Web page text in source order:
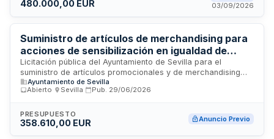
reservas para Centros Especiales de Empleo y empresas de
480.000,00 EUR
03/09/2026
Suministro de artículos de merchandising para
acciones de sensibilización en igualdad de
género y diversidad sexual - Ayuntamiento de
Sevilla
Licitación pública del Ayuntamiento de Sevilla para el
suministro de artículos promocionales y de merchandising
destinados a la distribución ciudadana como parte de
campañas de sensibilización sobre igualdad de género,
género. Los artículos formarán parte de acciones
comunicativas e informativas municipales dirigidas a toda la
Ayuntamiento de Sevilla
Abierto
Sevilla Pub. 29/06/2026
PRESUPUESTO
358.610,00 EUR Anuncio Previo